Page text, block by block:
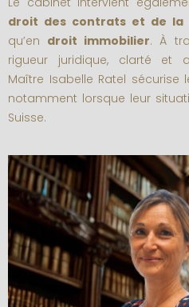
droit des contrats et de la
qu’en droit immobilier. À
rigueur juridique, clarté et
Maître Isabelle Ratel sécurise
notamment lorsque leur
Suisse.